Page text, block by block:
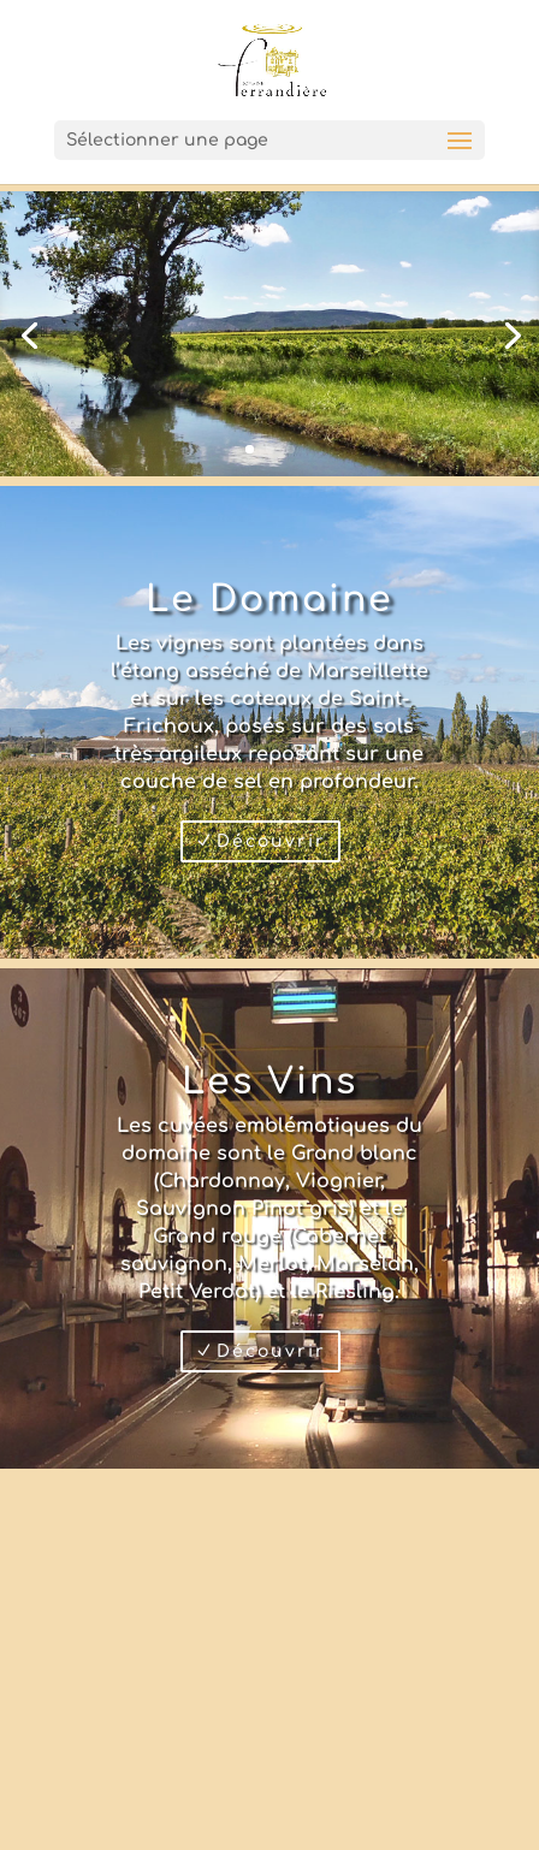
Sélectionner une page
Le Domaine
Les vignes sont plantées dans
l’étang asséché de Marseillette
et sur les coteaux de Saint-
Frichoux, posés sur des sols
très argileux reposant sur une
couche de sel en profondeur.
Découvrir
Les Vins
Les cuvées emblématiques du
domaine sont le Grand blanc
(Chardonnay, Viognier,
Sauvignon Pinot gris) et le
Grand rouge (Cabernet
sauvignon, Merlot, Marselan,
Petit Verdot) et le Riesling.
Découvrir